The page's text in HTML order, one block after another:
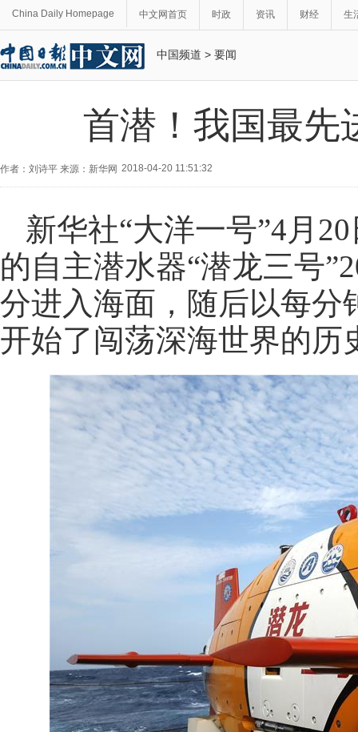
China Daily Homepage 中文网首页 时政 资讯 财经 生
中国频道 > 要闻
首潜！我国最先
作者：刘诗平 来源：新华网 2018-04-20 11:51:32
新华社“大洋一号”4月
的自主潜水器“潜龙三号
分进入海面，随后以每分
开始了闯荡深海世界的历